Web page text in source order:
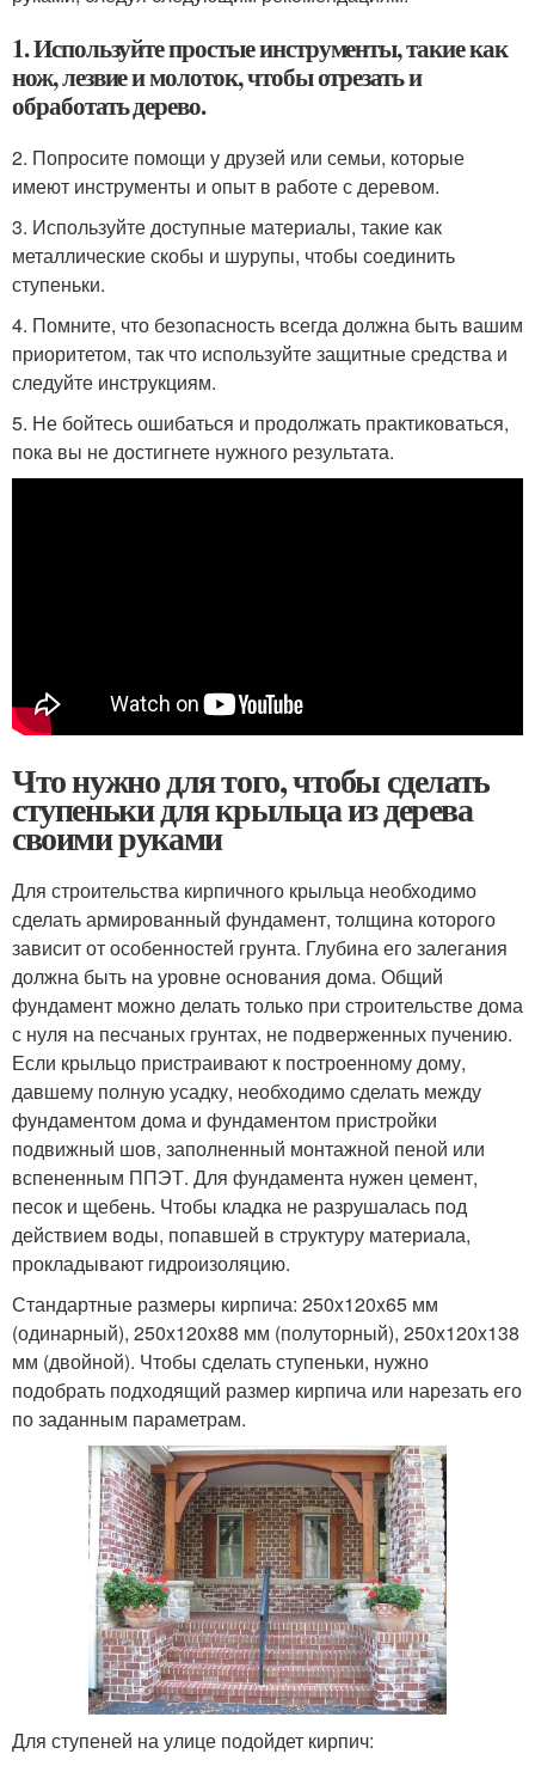
1. Используйте простые инструменты, такие как
нож, лезвие и молоток, чтобы отрезать и
обработать дерево.
2. Попросите помощи у друзей или семьи, которые
имеют инструменты и опыт в работе с деревом.
3. Используйте доступные материалы, такие как
металлические скобы и шурупы, чтобы соединить
ступеньки.
4. Помните, что безопасность всегда должна быть вашим
приоритетом, так что используйте защитные средства и
следуйте инструкциям.
5. Не бойтесь ошибаться и продолжать практиковаться,
пока вы не достигнете нужного результата.
Что нужно для того, чтобы сделать
ступеньки для крыльца из дерева
своими руками
Для строительства кирпичного крыльца необходимо
сделать армированный фундамент, толщина которого
зависит от особенностей грунта. Глубина его залегания
должна быть на уровне основания дома. Общий
фундамент можно делать только при строительстве дома
с нуля на песчаных грунтах, не подверженных пучению.
Если крыльцо пристраивают к построенному дому,
давшему полную усадку, необходимо сделать между
фундаментом дома и фундаментом пристройки
подвижный шов, заполненный монтажной пеной или
вспененным ППЭТ. Для фундамента нужен цемент,
песок и щебень. Чтобы кладка не разрушалась под
действием воды, попавшей в структуру материала,
прокладывают гидроизоляцию.
Стандартные размеры кирпича: 250x120x65 мм
(одинарный), 250x120x88 мм (полуторный), 250x120x138
мм (двойной). Чтобы сделать ступеньки, нужно
подобрать подходящий размер кирпича или нарезать его
по заданным параметрам.
Для ступеней на улице подойдет кирпич: